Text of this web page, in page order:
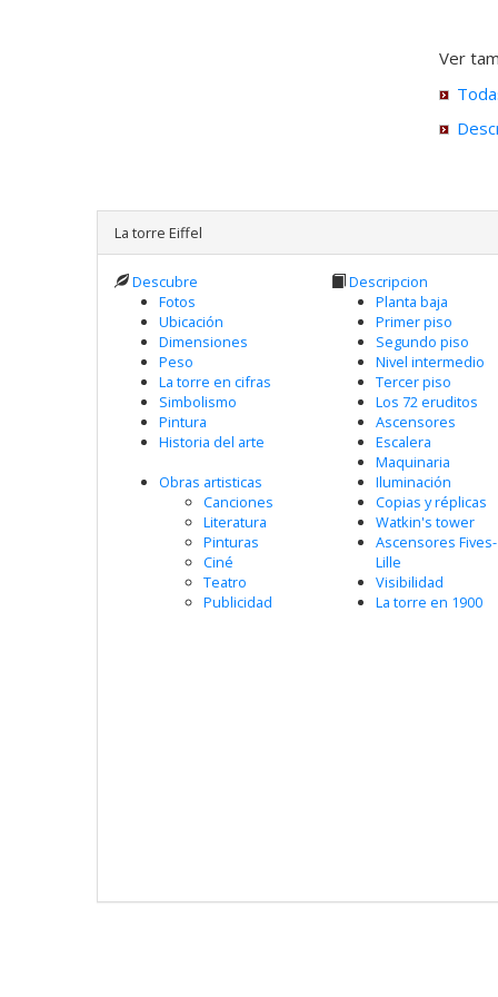
Ver
La torre Eiffel
Descubre
Fotos
Ubicación
Dimensiones
Peso
La torre en cifras
Simbolismo
Pintura
Historia del arte
Obras artisticas
Canciones
Literatura
Pinturas
Ciné
Teatro
Publicidad
Descripcion
Planta baja
Primer piso
Segundo piso
Nivel intermedio
Tercer piso
Los 72 eruditos
Ascensores
Escalera
Maquinaria
Iluminación
Copias y réplicas
Watkin's tower
Ascensores Fives-
Lille
Visibilidad
La torre en 1900